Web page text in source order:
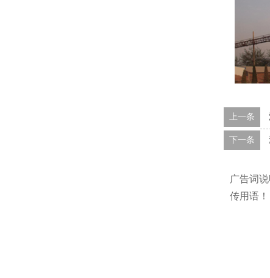
上一条
下一条
广告词
传用语！